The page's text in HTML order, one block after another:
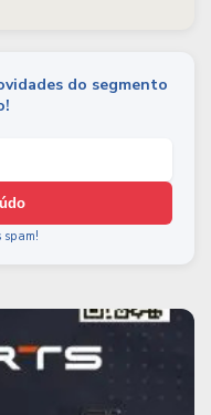
do segmento
spam!